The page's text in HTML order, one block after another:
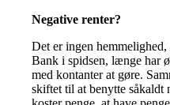
Negative renter?
Det er ingen
Bank i spidsen, længe har
med kontanter at gøre.
skiftet til at benytte såkaldt